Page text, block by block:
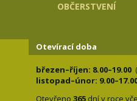
OBČERSTVENÍ
Otevírací doba
březen–říjen: 8.00–19.00
listopad–únor:
Otevřeno 365 dní v roce